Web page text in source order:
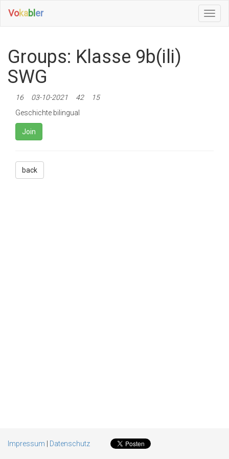
Vokabl er
Groups: Klasse 9b(ili)
SWG
16 03-10-2021 42
15
Geschichte bilingual
Join
back
Impressum Datenschutz